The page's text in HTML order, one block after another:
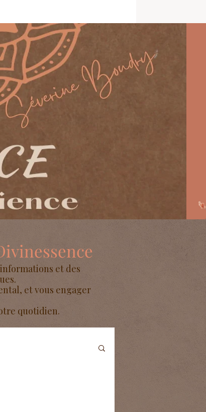
et des
et vous engager
quotidien.